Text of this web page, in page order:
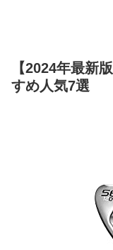
【2024年最新
すめ人気7選